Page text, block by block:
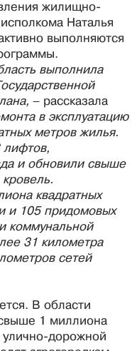
жилищно-
Наталья
выполняются
выполнила
– рассказала
в эксплуатацию
метров жилья.
лифтов,
и обновили свыше
квадратных
и 105 придомовых
коммунальной
31 километра
сетей
В области
1 миллиона
улично-дорожной